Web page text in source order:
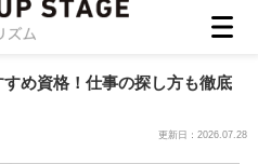
め資格！仕事の探し方も徹底
更新日：2026.07.28